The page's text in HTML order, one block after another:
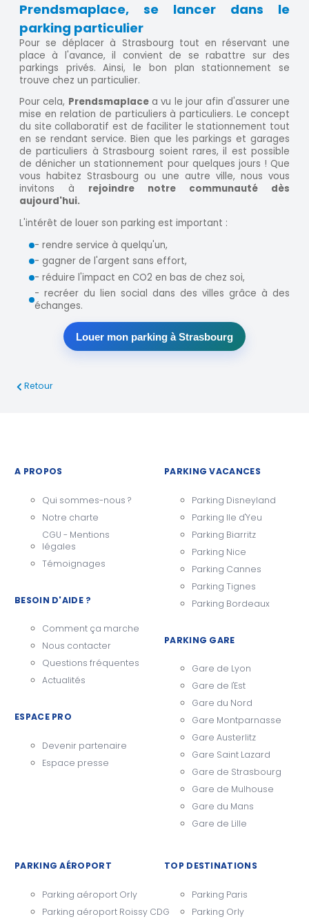
Prendsmaplace, se lancer dans le
parking particulier
Pour se déplacer à Strasbourg tout en réservant une
place à l'avance, il convient de se rabattre sur des
parkings privés. Ainsi, le bon plan stationnement se
trouve chez un particulier.
Pour cela, Prendsmaplacea vu le jour afin d'assurer une
mise en relation de particuliers à particuliers. Le concept
du site collaboratif est de faciliter le stationnement tout
en se rendant service. Bien que les parkings et garages
de particuliers à Strasbourg soient rares, il est possible
de dénicher un stationnement pour quelques jours ! Que
vous habitez Strasbourg ou une autre ville, nous vous
invitons à rejoindre notre communauté dès
aujourd'hui.
L'intérêt de louer son parking est important :
- rendre service à quelqu'un,
- gagner de l'argent sans effort,
- réduire l'impact en CO2 en bas de chez soi,
- recréer du lien social dans des villes grâce à des
échanges.
Louer mon parking à Strasbourg
Retour
A PROPOS
Qui sommes-nous ?
Notre charte
CGU - Mentions
légales
Témoignages
BESOIN D'AIDE ?
Comment ça marche
Nous contacter
Questions fréquentes
Actualités
ESPACE PRO
Devenir partenaire
Espace presse
PARKING VACANCES
Parking Disneyland
Parking Ile d'Yeu
Parking Biarritz
Parking Nice
Parking Cannes
Parking Tignes
Parking Bordeaux
PARKING GARE
Gare de Lyon
Gare de l'Est
Gare du Nord
Gare Montparnasse
Gare Austerlitz
Gare Saint Lazard
Gare de Strasbourg
Gare de Mulhouse
Gare du Mans
Gare de Lille
PARKING AÉROPORT
Parking aéroport Orly
Parking aéroport Roissy CDG
TOP DESTINATIONS
Parking Paris
Parking Orly